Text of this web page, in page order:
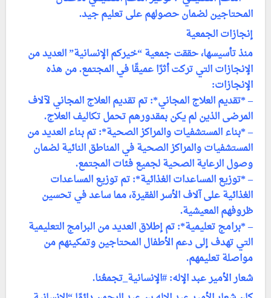
المحتاجين لضمان حصولهم على تعليم جيد.
إنجازات الجمعية
منذ تأسيسها، حققت جمعية “خيركم الإنسانية” العديد من
الإنجازات التي تركت أثرًا عميقًا في المجتمع. من هذه
الإنجازات:
– *تقديم العلاج المجاني*: تم تقديم العلاج المجاني لآلاف
المرضى الذين لم يكن بمقدورهم تحمل تكاليف العلاج.
– *بناء المستشفيات والمراكز الصحية*: تم بناء العديد من
المستشفيات والمراكز الصحية في المناطق النائية لضمان
وصول الرعاية الصحية لجميع فئات المجتمع.
– *توزيع المساعدات الغذائية*: تم توزيع المساعدات
الغذائية على آلاف الأسر الفقيرة، مما ساعد في تحسين
ظروفهم المعيشية.
– *برامج تعليمية*: تم إطلاق العديد من البرامج التعليمية
التي تهدف إلى دعم الأطفال المحتاجين وتمكينهم من
مواصلة تعليمهم.
شعار الأمير عبد الإله: #الإنسانية_تجمعُنا.